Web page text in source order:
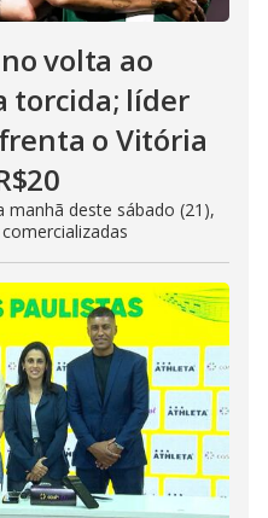
volta ao
torcida; líder
o Vitória
manhã deste sábado (21),